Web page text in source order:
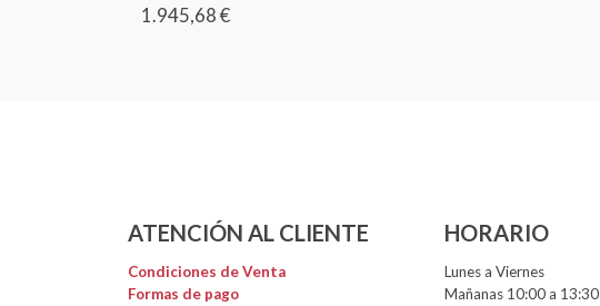
1.945,68 €
ATENCIÓN AL CLIENTE
Condiciones de Venta
Formas de pago
HORARIO
Lunes a Viernes
Mañanas 10:00 a 13:30